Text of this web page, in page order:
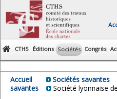
CTHS Éditions Sociétés Congrès
Accueil Sociétés savantes
savantes
Société lyonnaise